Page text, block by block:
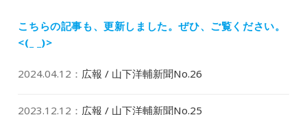
ン
稿:
こちらの記事も、更新しました。ぜひ、ご覧ください。
<(_ _)>
2024.04.12 ： 広報 / 山下洋輔新聞No.26
2023.12.12 ： 広報 / 山下洋輔新聞No.25